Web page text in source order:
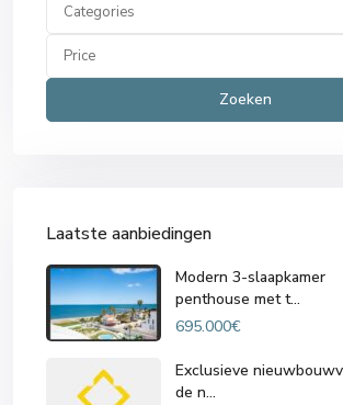
Categories
Price
Zoeken
Laatste aanbiedingen
Modern 3-slaapkamer
penthouse met t...
695.000€
Exclusieve
de n...